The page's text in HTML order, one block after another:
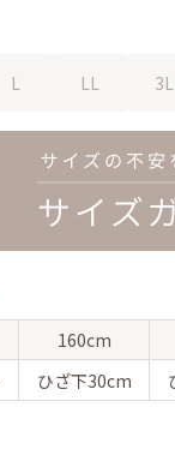
L LL 3L
160cm
ひざ下30cm